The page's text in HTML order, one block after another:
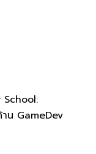
School:
น GameDev